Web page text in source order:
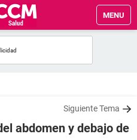
MENU
Siguiente Tema
abdomen y debajo de